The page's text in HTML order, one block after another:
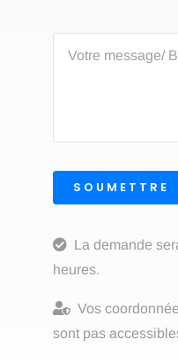
SOUMETTRE
La demande
heures.
Vos
sont pas